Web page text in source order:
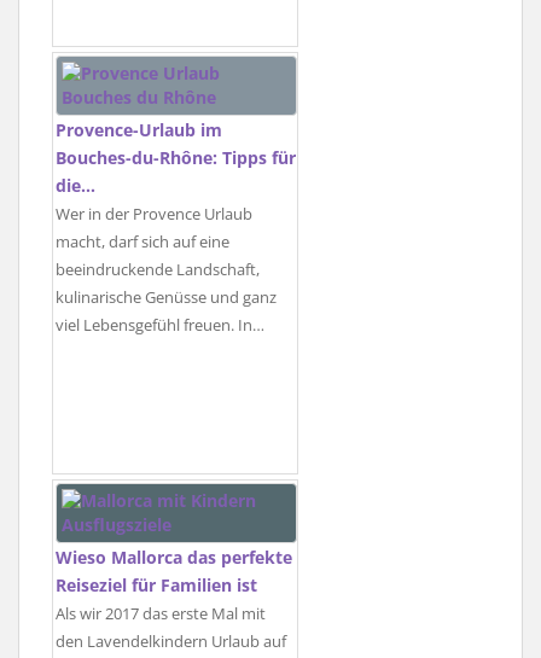
Provence-Urlaub im
Bouches-du-Rhône: Tipps für
die…
Wer in der Provence Urlaub
macht, darf sich auf eine
beeindruckende Landschaft,
kulinarische Genüsse und ganz
viel Lebensgefühl freuen. In…
Wieso Mallorca das perfekte
Reiseziel für Familien ist
Als wir 2017 das erste Mal mit
den Lavendelkindern Urlaub auf